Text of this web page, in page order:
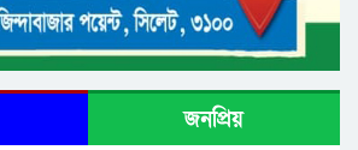
জনপ্রিয়